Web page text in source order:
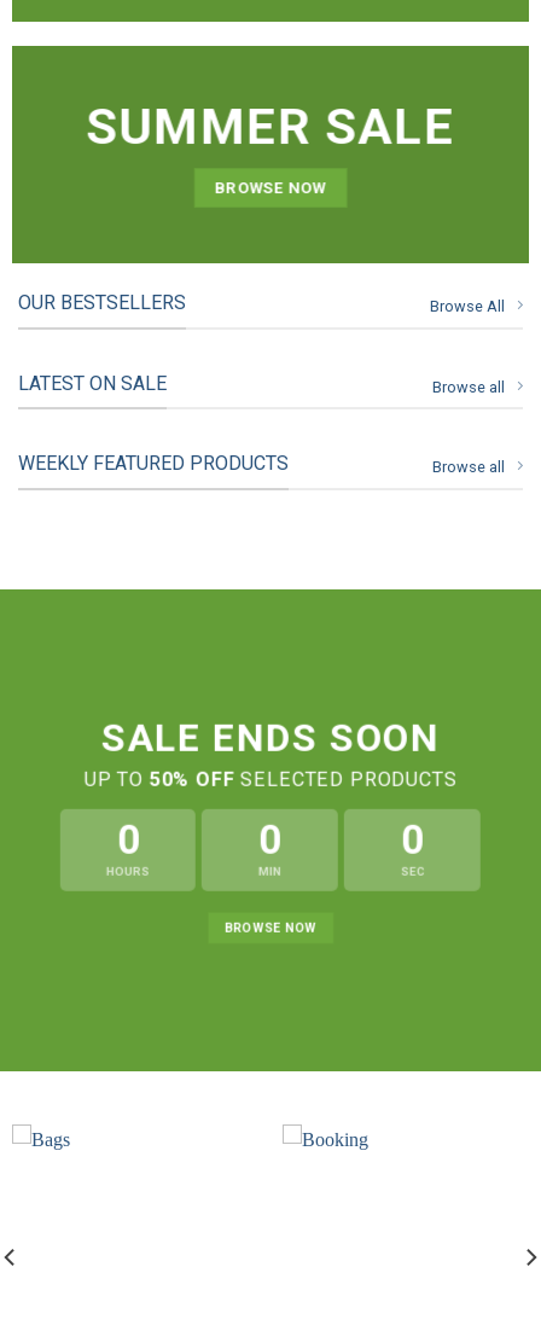
SUMMER SALE
BROWSE NOW
OUR BESTSELLERS Browse All
LATEST ON SALE Browse all
WEEKLY FEATURED PRODUCTS Browse all
SALE ENDS SOON
UP TO 50% OFF SELECTED PRODUCTS
0
HOURS
0
MIN
0
SEC
BROWSE NOW